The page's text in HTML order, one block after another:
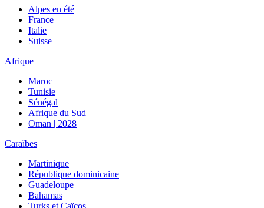
Alpes en été
France
Italie
Suisse
Afrique
Maroc
Tunisie
Sénégal
Afrique du Sud
Oman | 2028
Caraïbes
Martinique
République dominicaine
Guadeloupe
Bahamas